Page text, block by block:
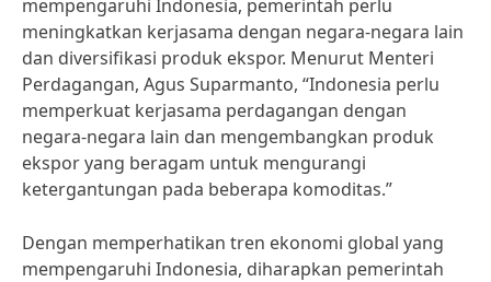
mempengaruhi Indonesia, pemerintah perlu
meningkatkan kerjasama dengan negara-negara lain
dan diversifikasi produk ekspor. Menurut Menteri
Perdagangan, Agus Suparmanto, “Indonesia perlu
memperkuat kerjasama perdagangan dengan
negara-negara lain dan mengembangkan produk
ekspor yang beragam untuk mengurangi
ketergantungan pada beberapa komoditas.”
Dengan memperhatikan tren ekonomi global yang
mempengaruhi Indonesia, diharapkan pemerintah